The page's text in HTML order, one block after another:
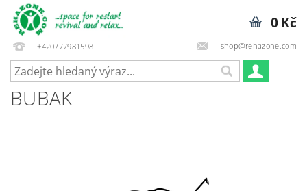
+420777981598 shop@rehazone.com
0 Kč
BUBAK